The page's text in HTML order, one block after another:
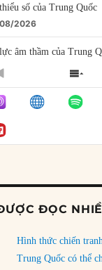
số của Trung Quốc
2026
âm thầm của Trung
vực Mỹ Latinh
cho kẻ mộng mơ: Vốn
hạn của việc cho startup
2026
cánh hữu mới
trưởng Nhật Bản?
2026
ĐỌC
Hình thức chiến
Trung Quốc có thể